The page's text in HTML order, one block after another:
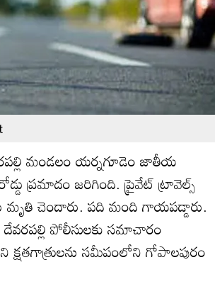
మండలం యర్నగూడెం జాతీయ
ప్రమాదం జరిగింది. ప్రైవేట్ ట్రావెల్స్
మృతి చెందారు. పది మంది గాయపడ్డారు.
పోలీసులకు సమాచారం
క్షతగాత్రులను సమీపంలోని గోపాలపురం